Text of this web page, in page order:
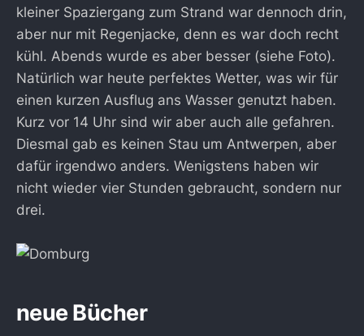
kleiner Spaziergang zum Strand war dennoch drin,
aber nur mit Regenjacke, denn es war doch recht
kühl. Abends wurde es aber besser (siehe Foto).
Natürlich war heute perfektes Wetter, was wir für
einen kurzen Ausflug ans Wasser genutzt haben.
Kurz vor 14 Uhr sind wir aber auch alle gefahren.
Diesmal gab es keinen Stau um Antwerpen, aber
dafür irgendwo anders. Wenigstens haben wir
nicht wieder vier Stunden gebraucht, sondern nur
drei.
neue Bücher